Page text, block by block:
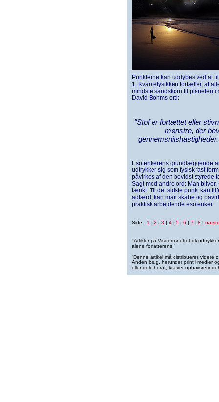
Punkterne kan uddybes ved at
1. Kvantefysikken fortæller, at
mindste sandskorn til planeten i
David Bohms ord:
"Stof er fortættet eller
mønstre, der
Esoterikerens grundlæggende
udtrykker sig som fysisk fast
påvirkes af den bevidst styrede
Sagt med andre ord: Man
tænkt. Til det sidste punkt kan
adfærd, kan man skabe og
praktisk arbejdende esoteriker.
Side : 1 | 2 | 3 | 4 | 5 | 6 | 7 | 8 | næste
"Artikler på Visdomsnettet.dk
alene forfatterens.”
”Denne artikel må distribueres videre
Anden brug, herunder print i medier
eller dele heraf, kræver